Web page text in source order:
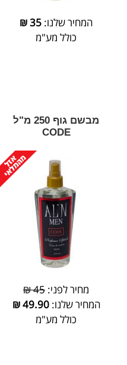
המחיר שלנו: 35
₪
כולל מע"מ
מבשם גוף 250 מ"ל
CODE
מחיר לפני: 45 ₪
המחיר שלנו:49.90
₪
כולל מע"מ